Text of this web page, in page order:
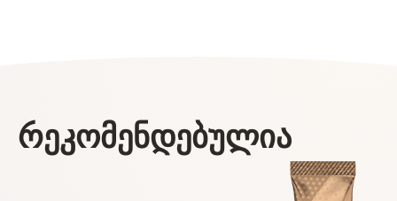
რეკომენდებულია